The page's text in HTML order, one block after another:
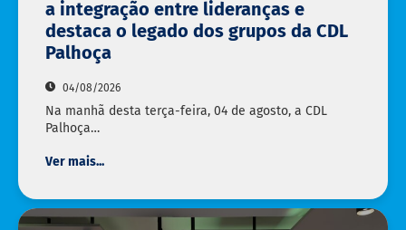
a integração entre lideranças e
destaca o legado dos grupos da CDL
Palhoça
04/08/2026
Na manhã desta terça-feira, 04 de agosto, a CDL
Palhoça…
Ver mais...